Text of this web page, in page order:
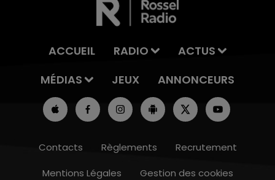
ACCUEIL RADIO
ACTUS
MÉDIAS
JEUX ANNONCEURS
Contacts Règlements
Recrutement
Mentions Légales
Gestion des cookies